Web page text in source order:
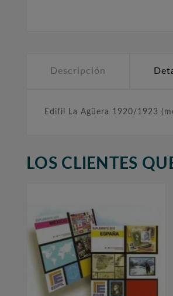
Descripción
Edifil La Agüera 1920/1923
LOS CLIENTES